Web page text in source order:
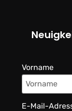
Vorname
E-Mail-